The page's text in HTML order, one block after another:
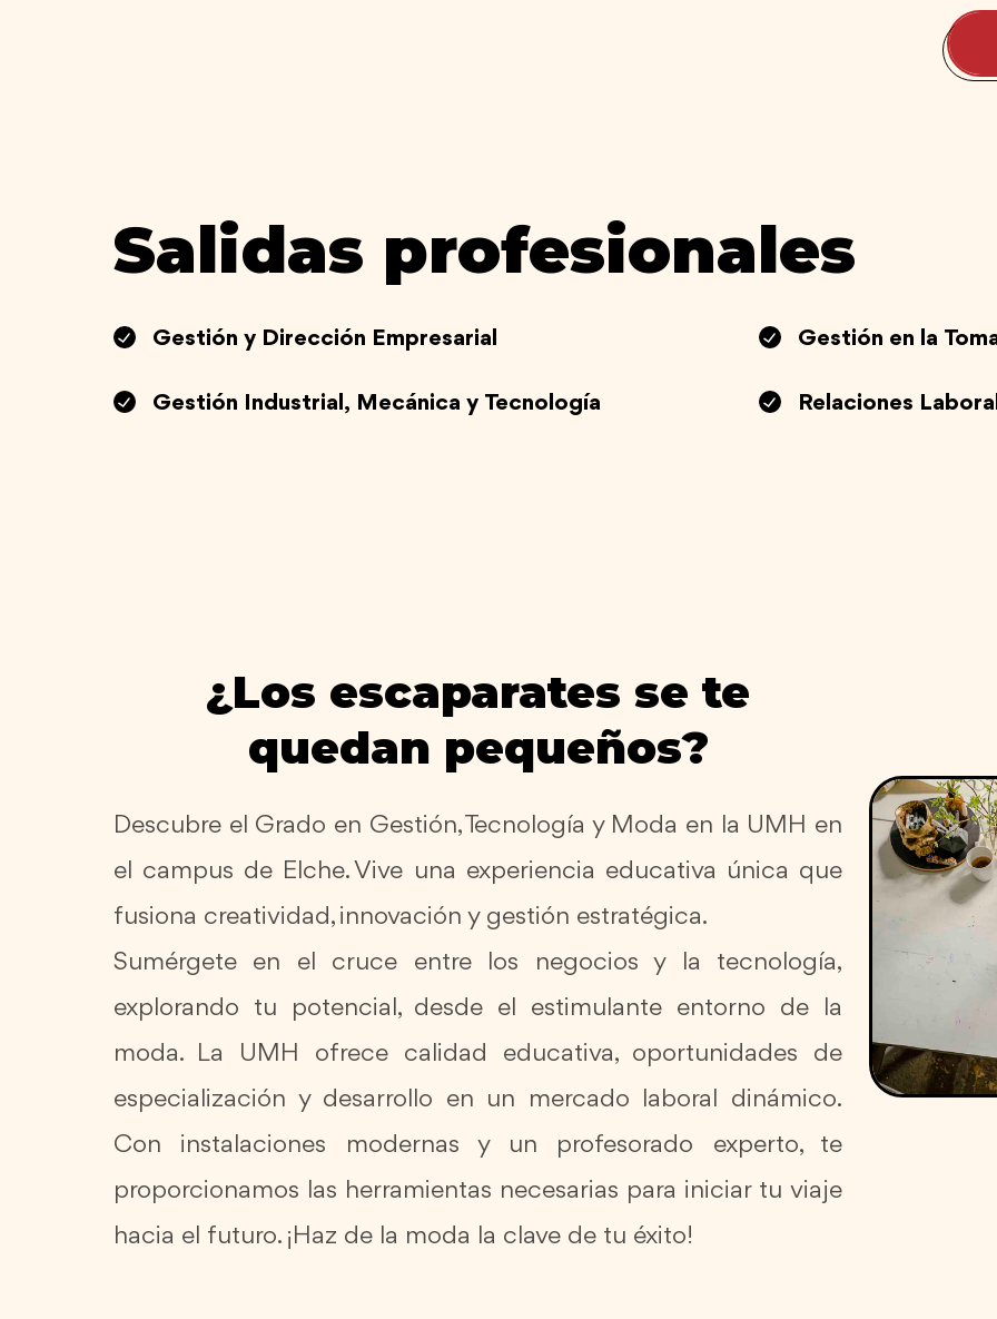
Salidas profesionales
Gestión y Dirección Empresarial
Gestión Industrial, Mecánica y Tecnología
Gestión en la
Relaciones
¿Los escaparates se te
quedan pequeños?
Descubre el Grado en Gestión, Tecnología y Moda en la UMH en
el campus de Elche. Vive una experiencia educativa única que
fusiona creatividad, innovación y gestión estratégica.
Sumérgete en el cruce entre los negocios y la tecnología,
explorando tu potencial, desde el estimulante entorno de la
moda. La UMH ofrece calidad educativa, oportunidades de
especialización y desarrollo en un mercado laboral dinámico.
Con instalaciones modernas y un profesorado experto, te
proporcionamos las herramientas necesarias para iniciar tu viaje
hacia el futuro. ¡Haz de la moda la clave de tu éxito!